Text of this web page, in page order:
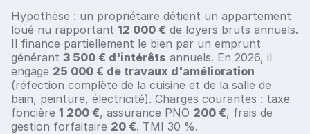
Hypothèse : un propriétaire détient un appartement
loué nu rapportant 12 000 € de loyers bruts annuels.
Il finance partiellement le bien par un emprunt
générant 3 500 € d'intérêts annuels. En 2026, il
engage 25 000 € de travaux d'amélioration
(réfection complète de la cuisine et de la salle de
bain, peinture, électricité). Charges courantes : taxe
foncière 1 200 €, assurance PNO 200 €, frais de
gestion forfaitaire 20 €. TMI 30 %.